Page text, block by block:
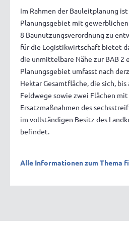
Im Rahmen der Bauleitplanung
Planungsgebiet mit gewerblichen
8 Baunutzungsverordnung zu
für die Logistikwirtschaft bietet
die unmittelbare Nähe zur BAB 2
Planungsgebiet umfasst nach
Hektar Gesamtfläche, die sich,
Feldwege sowie zwei Flächen
Ersatzmaßnahmen des
im vollständigen Besitz des
befindet.
Alle Informationen zum Thema